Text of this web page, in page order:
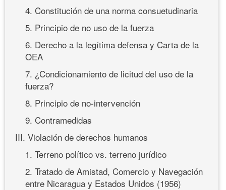
4. Constitución de una norma consuetudinaria
5. Principio de no uso de la fuerza
6. Derecho a la legítima defensa y Carta de la
OEA
7. ¿Condicionamiento de licitud del uso de la
fuerza?
8. Principio de no-intervención
9. Contramedidas
III. Violación de derechos humanos
1. Terreno político vs. terreno jurídico
2. Tratado de Amistad, Comercio y Navegación
entre Nicaragua y Estados Unidos (1956)